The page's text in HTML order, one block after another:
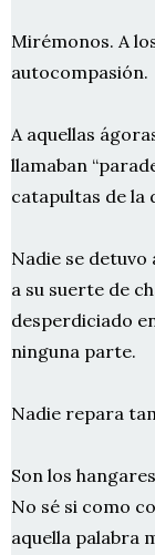
Mirémonos. A
autocompasión.
A aquellas
llamaban
catapultas de la
Nadie se
a su suerte de
desperdiciado
ninguna parte.
Nadie repara
Son los
No sé si como
aquella palabra